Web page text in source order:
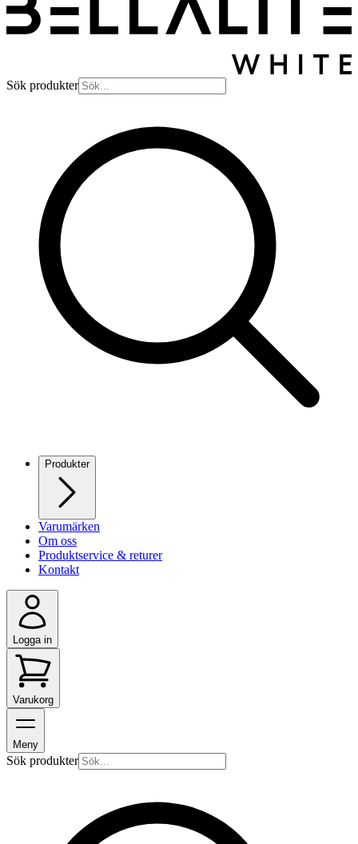
Sök produkter
Produkter
Varumärken
Om oss
Produktservice & returer
Kontakt
Logga in
Varukorg
Meny
Sök produkter